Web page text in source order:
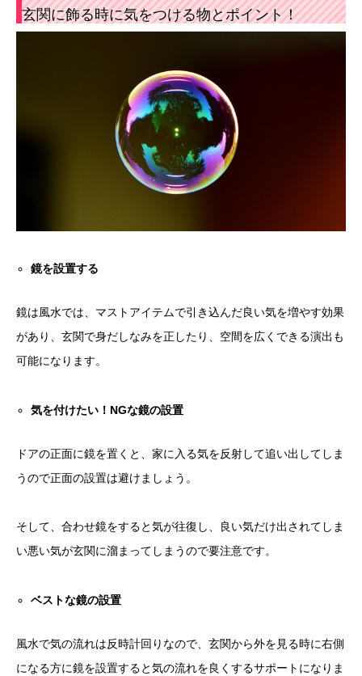
玄関に飾る時に気をつける物とポイント！
鏡を設置する
鏡は風水では、マストアイテムで引き込んだ良い気を増やす効果
があり、玄関で身だしなみを正したり、空間を広くできる演出も
可能になります。
気を付けたい！ NGな鏡の設置
ドアの正面に鏡を置くと、家に入る気を反射して追い出してしま
うので正面の設置は避けましょう。
そして、合わせ鏡をすると気が往復し、良い気だけ出されてしま
い悪い気が玄関に溜まってしまうので要注意です。
ベストな鏡の設置
風水で気の流れは反時計回りなので、玄関から外を見る時に右側
になる方に鏡を設置すると気の流れを良くするサポートになりま